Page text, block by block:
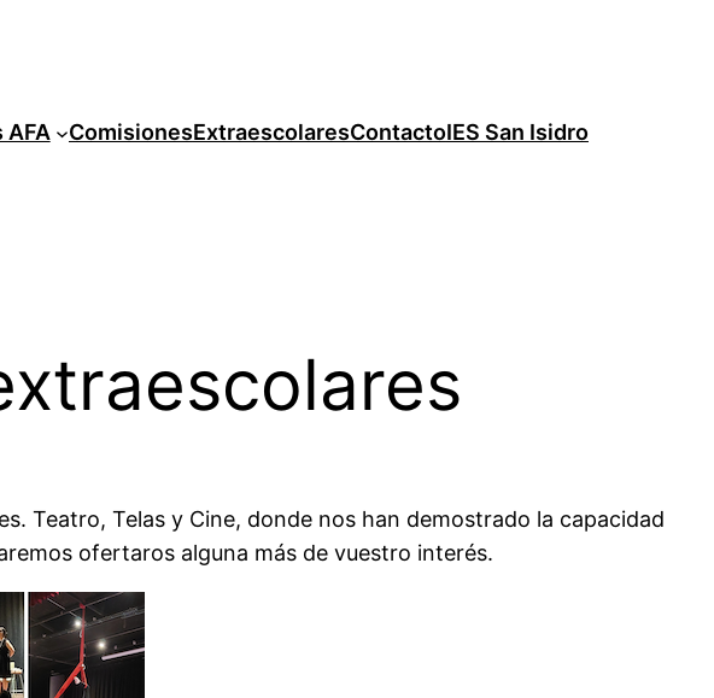
AFA ComisionesExtraescolaresContactoIES San Isidro
Teatro, Telas y Cine, donde nos han demostrado la capacidad
ofertaros alguna más de vuestro interés.